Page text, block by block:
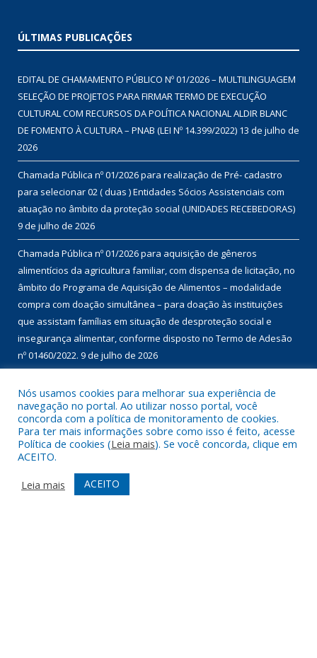
ÚLTIMAS PUBLICAÇÕES
EDITAL DE CHAMAMENTO PÚBLICO Nº 01/2026 – MULTILINGUAGEM
SELEÇÃO DE PROJETOS PARA FIRMAR TERMO DE EXECUÇÃO
CULTURAL COM RECURSOS DA POLÍTICA NACIONAL ALDIR BLANC
DE FOMENTO À CULTURA – PNAB (LEI Nº 14.399/2022) 13 de julho de
2026
Chamada Pública nº 01/2026 para realização de Pré- cadastro
para selecionar 02 ( duas ) Entidades Sócios Assistenciais com
atuação no âmbito da proteção social (UNIDADES RECEBEDORAS)
9 de julho de 2026
Chamada Pública nº 01/2026 para aquisição de gêneros
alimentícios da agricultura familiar, com dispensa de licitação, no
âmbito do Programa de Aquisição de Alimentos – modalidade
compra com doação simultânea – para doação às instituições
que assistam famílias em situação de desproteção social e
insegurança alimentar, conforme disposto no Termo de Adesão
nº 01460/2022. 9 de julho de 2026
DESENVOLVIDO POR CR2
Nós usamos cookies para melhorar sua experiência de
navegação no portal. Ao utilizar nosso portal, você
concorda com a política de monitoramento de cookies.
Para ter mais informações sobre como isso é feito, acesse
Política de cookies (Leia mais). Se você concorda, clique em
ACEITO.
Leia mais
ACEITO